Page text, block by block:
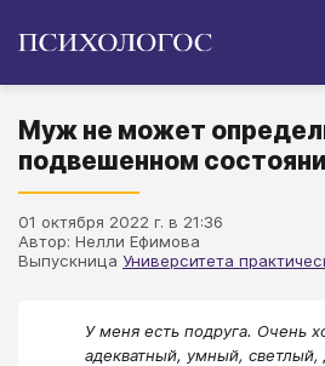
Муж не может
подвешенном
01 октября 2022 г. в 21:36
Автор: Нелли Ефимова
Выпускница Университета
У меня есть подруга. Очень
адекватный, умный,